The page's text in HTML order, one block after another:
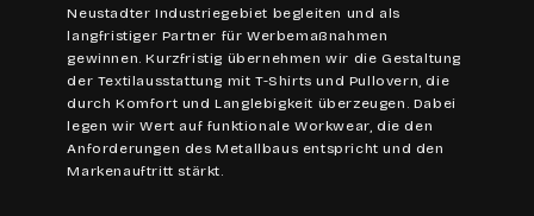
Neustadter Industriegebiet begleiten und als
langfristiger Partner für Werbemaßnahmen
gewinnen. Kurzfristig übernehmen wir die Gestaltung
der Textilausstattung mit T-Shirts und Pullovern, die
durch Komfort und Langlebigkeit überzeugen. Dabei
legen wir Wert auf funktionale Workwear, die den
Anforderungen des Metallbaus entspricht und den
Markenauftritt stärkt.